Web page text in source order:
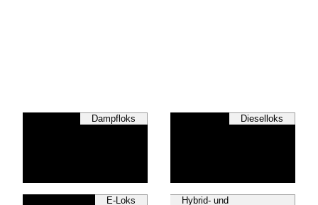
Dampfloks Dieselloks
E-Loks Hybrid- und